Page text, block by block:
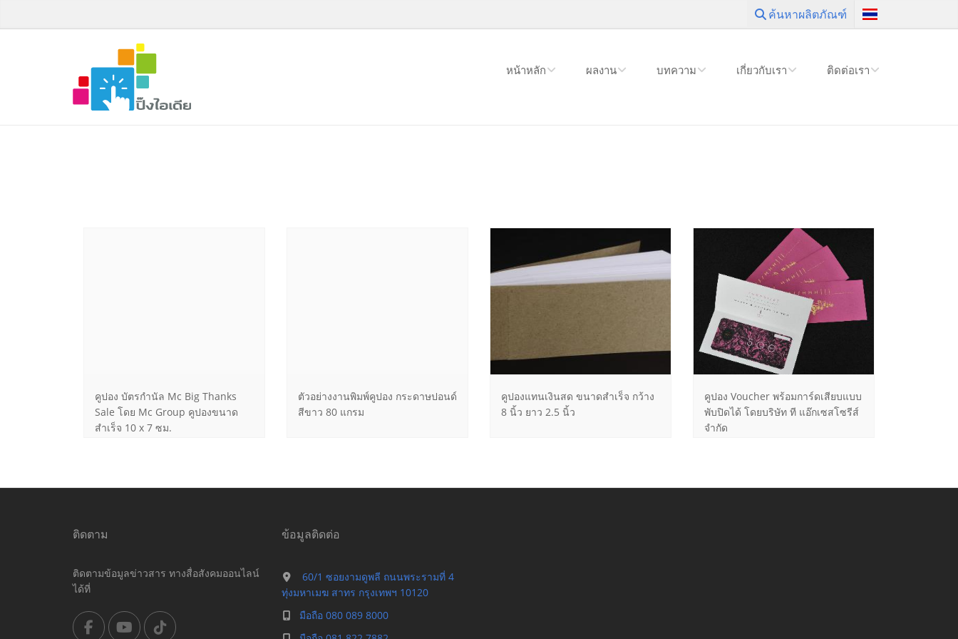
ค้นหาผลิตภัณฑ์
หน้าหลัก ผลงาน บทความ เกี่ยวกับเรา ติดต่อเรา
คูปอง บัตรกำนัล Mc Big Thanks
Sale โดย Mc Group คูปองขนาด
สำเร็จ 10 x 7 ซม.
ตัวอย่างงานพิมพ์คูปอง กระดาษปอนด์
สีขาว 80 แกรม
คูปองแทนเงินสด ขนาดสำเร็จ กว้าง
8 นิ้ว ยาว 2.5 นิ้ว
คูปอง Voucher พร้อมการ์ดเสียบแบบ
พับปิดได้ โดยบริษัท ที แอ๊กเซสโซรีส์
จำกัด
ติดตาม
ติดตามข้อมูลข่าวสาร ทางสื่อสังคมออนไลน์
ได้ที่
ข้อมูลติดต่อ
60/1 ซอยงามดูพลี ถนนพระรามที่ 4
ทุ่งมหาเมฆ สาทร กรุงเทพฯ 10120
มือถือ 080 089 8000